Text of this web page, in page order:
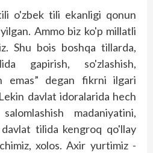
o'zbek tili ekanligi qonun
Ammo biz ko'p millatli
Shu bois boshqa tillarda,
gapirish, so'zlashish,
emas” degan fikrni ilgari
davlat idoralarida hech
madaniyatini,
tilida kengroq qo'llay
xolos. Axir yurtimiz